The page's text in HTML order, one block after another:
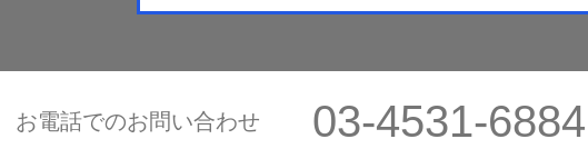
お電話でのお問い合わせ ​03-4531-6884